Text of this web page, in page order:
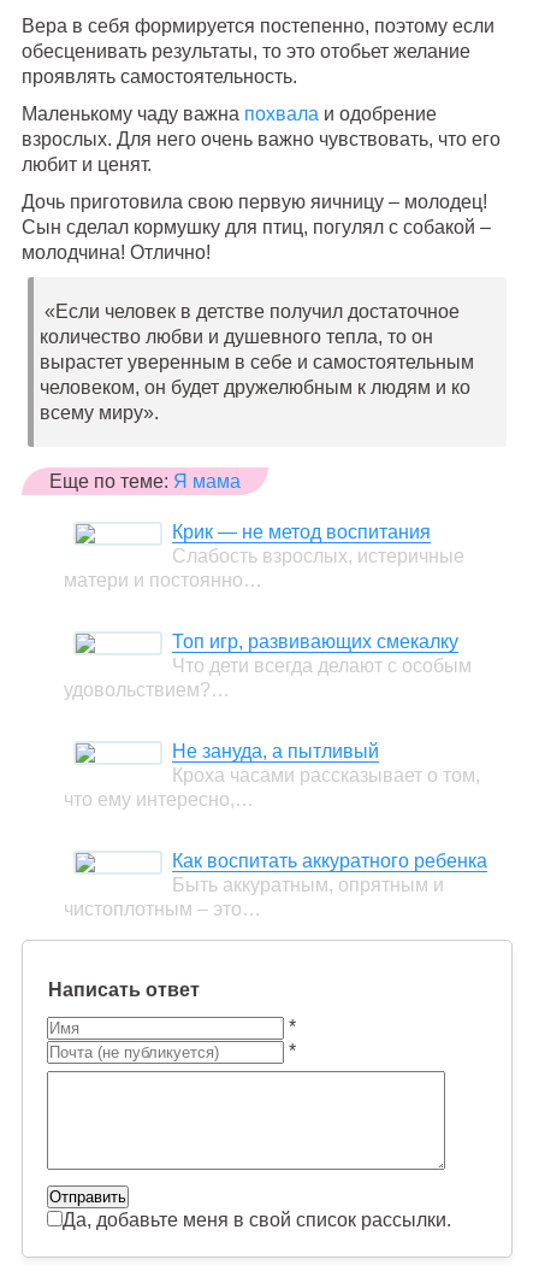
Вера в себя формируется постепенно, поэтому если
обесценивать результаты, то это отобьет желание
проявлять самостоятельность.
Маленькому чаду важна похвала и одобрение
взрослых. Для него очень важно чувствовать, что его
любит и ценят.
Дочь приготовила свою первую яичницу – молодец!
Сын сделал кормушку для птиц, погулял с собакой –
молодчина! Отлично!
«Если человек в детстве получил достаточное
количество любви и душевного тепла, то он
вырастет уверенным в себе и самостоятельным
человеком, он будет дружелюбным к людям и ко
всему миру».
Еще по теме: Я мама
Крик — не метод воспитания
Слабость взрослых, истеричные
матери и постоянно…
Топ игр, развивающих смекалку
Что дети всегда делают с особым
удовольствием?…
Не зануда, а пытливый
Кроха часами рассказывает о том,
что ему интересно,…
Как воспитать аккуратного ребенка
Быть аккуратным, опрятным и
чистоплотным – это…
Написать ответ
*
*
Да, добавьте меня в свой список рассылки.